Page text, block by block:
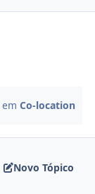
emCo-location
Novo Tópico